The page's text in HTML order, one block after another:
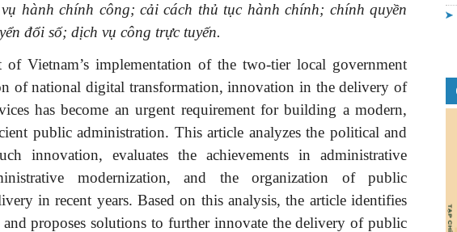
nước
hành chính công; cải cách thủ tục hành chính; chính quyền
đổi số; dịch vụ công trực tuyến.
of Vietnam’s implementation of the two-tier local government
of national digital transformation, innovation in the delivery of
has become an urgent requirement for building a modern,
public administration. This article analyzes the political and
innovation, evaluates the achievements in administrative
modernization, and the organization of public
in recent years. Based on this analysis, the article identifies
proposes solutions to further innovate the delivery of public